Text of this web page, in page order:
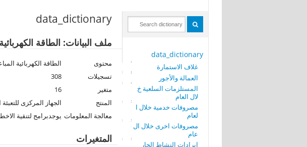
data_dictionary
غلاف الاستمارة
العمالة والأجور
المستلزمات السلعية خ
لال العام
مصروفات خدمية خلال ا
لعام
مصروفات اخرى خلال ال
عام
ايرادات النشاط الجار
data_dictionary
ملف البيانات: الطاقة
محتوى
الطاقة الكهربائية
تسجيلات
308
متغير
16
المنتج
الجهاز المركزى للتعبئة
معالجة المعلومات يوجدبرامج لتنقية
المتغيرات